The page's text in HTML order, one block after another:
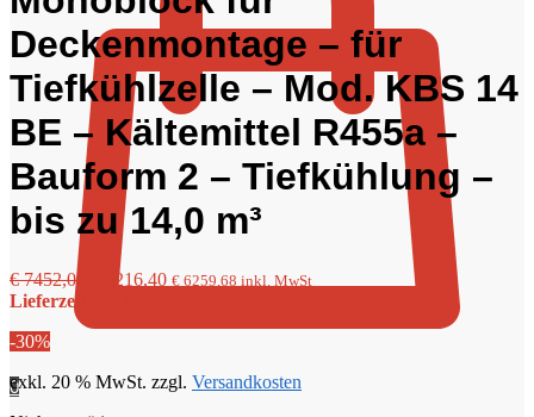
0
Deckenmontage – für
Tiefkühlzelle – Mod. KBS 14
BE – Kältemittel R455a –
Bauform 2 – Tiefkühlung –
bis zu 14,0 m³
€7452,00
Ursprünglicher
5216,40Aktueller
€ 6259,68 inkl. MwSt
Lieferzeit auf Anfrage
-30%
exkl. 20 % MwSt. zzgl. Versandkosten